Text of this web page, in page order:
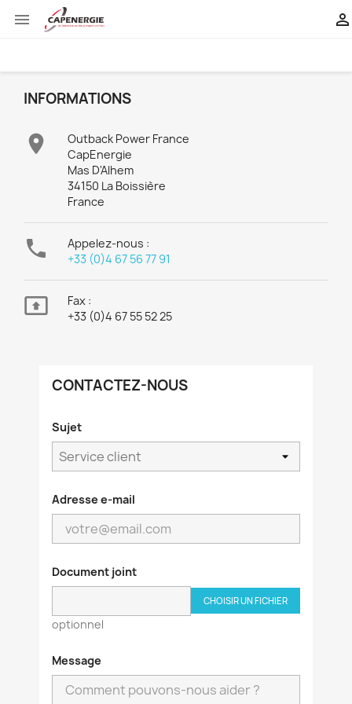
 
INFORMATIONS

Outback Power France
CapEnergie
Mas D'Alhem
34150 La Boissière
France

Appelez-nous :
+33 (0)4 67 56 77 91

Fax :
+33 (0)4 67 55 52 25
CONTACTEZ-NOUS
Sujet
Adresse e-mail
Document joint
CHOISIR UN FICHIER
optionnel
Message